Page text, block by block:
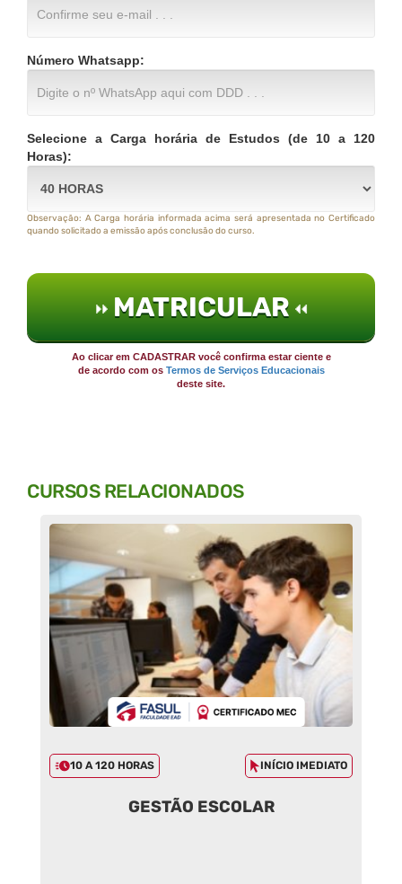
Número Whatsapp:
Selecione a Carga horária de Estudos (de 10 a 120
Horas):
Observação: A Carga horária informada acima será apresentada no Certificado
quando solicitado a emissão após conclusão do curso.
MATRICULAR
Ao clicar em CADASTRAR você confirma estar ciente e
de acordo com os Termos de Serviços Educacionais
deste site.
CURSOS RELACIONADOS
10 A 120 HORAS INÍCIO IMEDIATO
GESTÃO ESCOLAR